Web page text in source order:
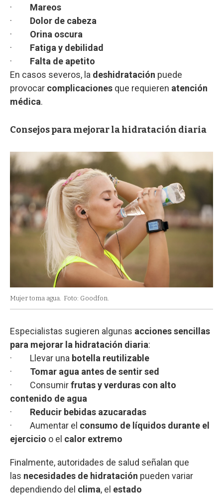
· Mareos
· Dolor de cabeza
· Orina oscura
· Fatiga y debilidad
· Falta de apetito
En casos severos, la deshidratación puede
provocar complicaciones que requieren atención
médica.
Consejos para mejorar la hidratación diaria
Mujer toma agua. Foto: Goodfon.
Especialistas sugieren algunas acciones sencillas
para mejorar la hidratación diaria:
· Llevar una botella reutilizable
· Tomar agua antes de sentir sed
· Consumirfrutas y verduras con alto
contenido de agua
· Reducir bebidas azucaradas
· Aumentar el consumo de líquidos durante el
ejercicio o el calor extremo
Finalmente, autoridades de salud señalan que
las necesidades de hidratación pueden variar
dependiendo del clima, el estado